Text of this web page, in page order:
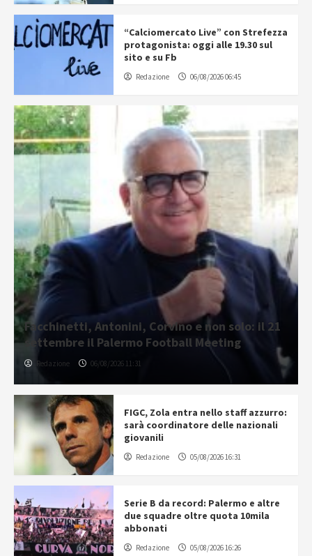
“Calciomercato Live” con Strefezza
protagonista: oggi alle 19.30 sul
sito e su Fb
Redazione 06/08/2026 06:45
Facchinetti, Antonini, Corvino e non solo: il 21
settembre il Palermo Football Meeting
Redazione 06/08/2026 11:31
FIGC, Zola entra nello staff azzurro:
sarà coordinatore delle nazionali
giovanili
Redazione 05/08/2026 16:31
Serie B da record: Palermo e altre
due squadre oltre quota 10mila
abbonati
Redazione 05/08/2026 16:26